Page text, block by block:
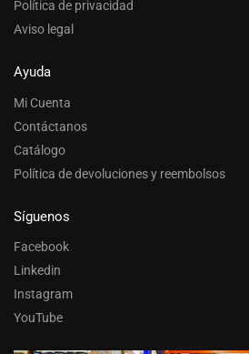
Política de privacidad
Aviso legal
Ayuda
Mi Cuenta
Contáctanos
Catálogo
Política de devoluciones y reembolsos
Síguenos
Facebook
Linkedin
Instagram
YouTube